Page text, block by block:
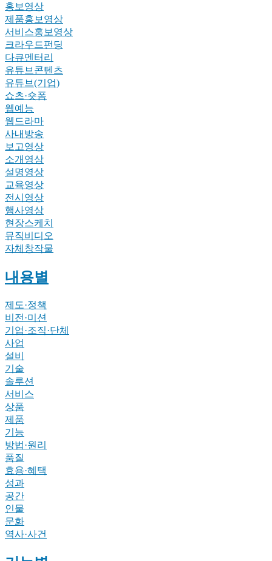
홍보영상
제품홍보영상
서비스홍보영상
크라우드펀딩
다큐멘터리
유튜브콘텐츠
유튜브(기업)
쇼츠·숏폼
웹예능
웹드라마
사내방송
보고영상
소개영상
설명영상
교육영상
전시영상
행사영상
현장스케치
뮤직비디오
자체창작물
내용별
제도·정책
비전·미션
기업·조직·단체
사업
설비
기술
솔루션
서비스
상품
제품
기능
방법·원리
품질
효용·혜택
성과
공간
인물
문화
역사·사건